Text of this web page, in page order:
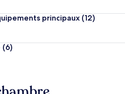
principaux (12)
(6)